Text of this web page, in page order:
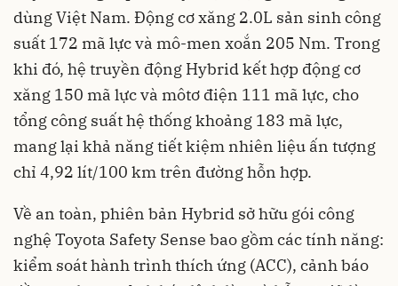
dùng Việt Nam. Động cơ xăng 2.0L sản sinh công
suất 172 mã lực và mô-men xoắn 205 Nm. Trong
khi đó, hệ truyền động Hybrid kết hợp động cơ
xăng 150 mã lực và môtơ điện 111 mã lực, cho
tổng công suất hệ thống khoảng 183 mã lực,
mang lại khả năng tiết kiệm nhiên liệu ấn tượng
chỉ 4,92 lít/100 km trên đường hỗn hợp.
Về an toàn, phiên bản Hybrid sở hữu gói công
nghệ Toyota Safety Sense bao gồm các tính năng:
kiểm soát hành trình thích ứng (ACC), cảnh báo